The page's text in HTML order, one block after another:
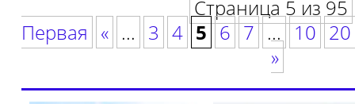
Страница 5 из 95
Первая « ... 3 4 5 6 7 ... 10 20
»